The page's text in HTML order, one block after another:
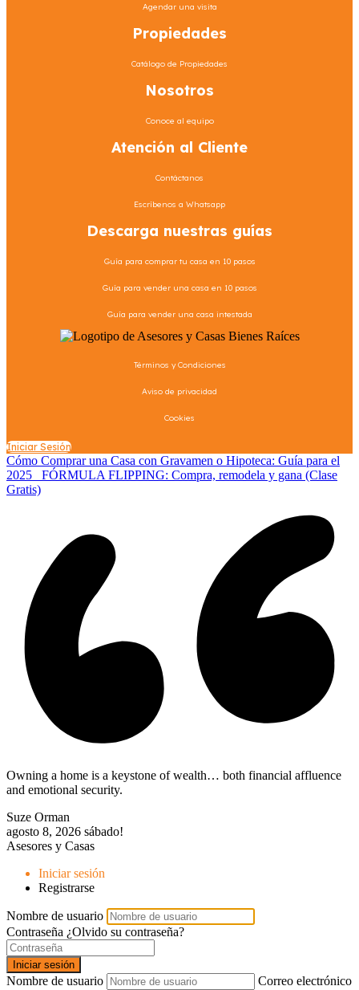
Agendar una visita
Propiedades
Catálogo de Propiedades
Nosotros
Conoce al equipo
Atención al Cliente
Contáctanos
Escríbenos a Whatsapp
Descarga nuestras guías
Guía para comprar tu casa en 10 pasos
Guía para vender una casa en 10 pasos
Guía para vender una casa intestada
Términos y Condiciones
Aviso de privacidad
Cookies
Iniciar Sesión
Cómo Comprar una Casa con Gravamen o Hipoteca: Guía para el
2025
FÓRMULA FLIPPING: Compra, remodela y gana (Clase
Gratis)
Owning a home is a keystone of wealth… both financial affluence
and emotional security.
Suze Orman
agosto 8, 2026 sábado!
Asesores y Casas
Iniciar sesión
Registrarse
Nombre de usuario
Contraseña ¿Olvido su contraseña?
Iniciar sesión
Nombre de usuario Correo electrónico